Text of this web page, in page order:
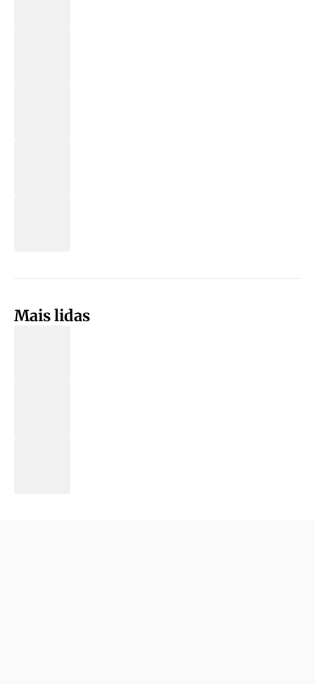
Mais lidas